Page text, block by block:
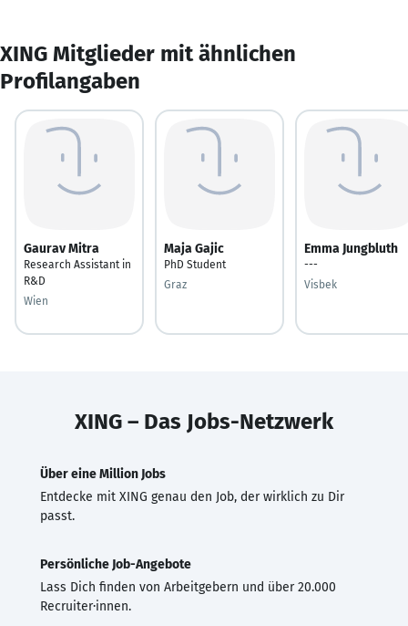
XING Mitglieder mit ähnlichen
Profilangaben
Gaurav Mitra
Research Assistant in
R&D
Wien
Maja Gajic
PhD Student
Graz
Emma Jungbluth
---
Visbek
XING – Das Jobs-Netzwerk
Über eine Million Jobs
Entdecke mit XING genau den Job, der wirklich zu Dir
passt.
Persönliche Job-Angebote
Lass Dich finden von Arbeitgebern und über 20.000
Recruiter·innen.